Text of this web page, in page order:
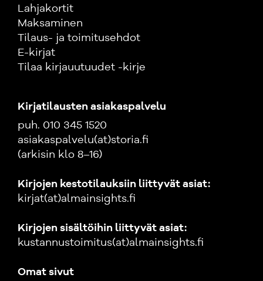
Lahjakortit
Maksaminen
Tilaus- ja toimitusehdot
E-kirjat
Tilaa kirjauutuudet -kirje
Kirjatilausten asiakaspalvelu
puh. 010 345 1520
asiakaspalvelu(at)storia.fi
(arkisin klo 8–16)
Kirjojen kestotilauksiin liittyvät asiat:
kirjat(at)almainsights.fi
Kirjojen sisältöihin liittyvät asiat:
kustannustoimitus(at)almainsights.fi
Omat sivut